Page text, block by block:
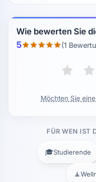
Wie bewerten Sie
5 (1
Möchten Sie
FÜR WEN IST
🎓Studierende
🧘